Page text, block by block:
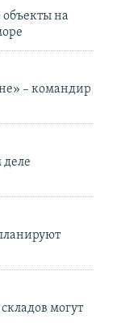
на
– командир
деле
могут